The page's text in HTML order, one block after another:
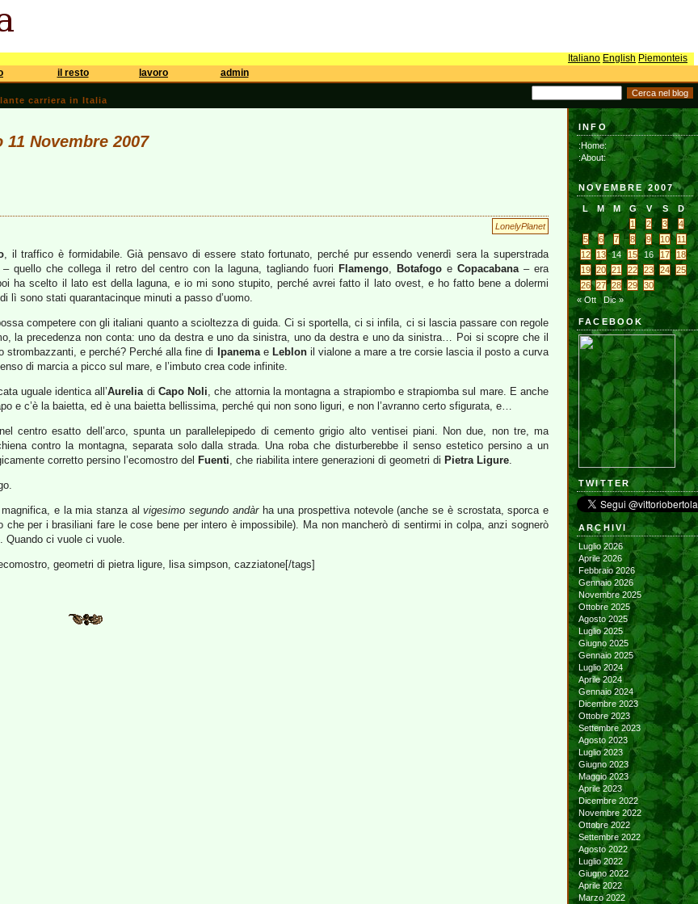
Italiano English Piemonteis
il resto lavoro admin
carriera in Italia
Novembre 2007
LonelyPlanet
, il traffico è formidabile. Già pensavo di essere stato fortunato, perché pur essendo venerdì sera la superstrada
– quello che collega il retro del centro con la laguna, tagliando fuori Flamengo, Botafogo eCopacabana– era
ha scelto il lato est della laguna, e io mi sono stupito, perché avrei fatto il lato ovest, e ho fatto bene a dolermi
lì sono stati quarantacinque minuti a passo d’uomo.
competere con gli italiani quanto a scioltezza di guida. Ci si sportella, ci si infila, ci si lascia passare con regole
la precedenza non conta: uno da destra e uno da sinistra, uno da destra e uno da sinistra… Poi si scopre che il
strombazzanti, e perché? Perché alla fine di
Ipanemae Leblonil vialone a mare a tre corsie lascia il posto a curva
di marcia a picco sul mare, e l’imbuto crea code infinite.
uguale identica all’Aureliadi Capo Noli, che attornia la montagna a strapiombo e strapiomba sul mare. E anche
e c’è la baietta, ed è una baietta bellissima, perché qui non sono liguri, e non l’avranno certo sfigurata, e…
centro esatto dell’arco, spunta un parallelepipedo di cemento grigio alto ventisei piani. Non due, non tre, ma
contro la montagna, separata solo dalla strada. Una roba che disturberebbe il senso estetico persino a un
corretto persino l’ecomostro del Fuenti, che riabilita intere generazioni di geometri di Pietra Ligure.
magnifica, e la mia stanza alvigesimo segundo andàrha una prospettiva notevole (anche se è scrostata, sporca e
che per i brasiliani fare le cose bene per intero è impossibile). Ma non mancherò di sentirmi in colpa, anzi sognerò
Quando ci vuole ci vuole.
geometri di pietra ligure, lisa simpson, cazziatone[/tags]
INFO
:Home:
:About:
NOVEMBRE 2007
L M M G V S
D
1
2 3
4
5
6 7 8 9 10
11
12
13 14 15 16 17
18
19
20 21 22 23 24
25
26
27 28 29
30
« Ott
Dic »
FACEBOOK
TWITTER
ARCHIVI
Luglio 2026
Aprile 2026
Febbraio 2026
Gennaio 2026
Novembre 2025
Ottobre 2025
Agosto 2025
Luglio 2025
Giugno 2025
Gennaio 2025
Luglio 2024
Aprile 2024
Gennaio 2024
Dicembre 2023
Ottobre 2023
Settembre 2023
Agosto 2023
Luglio 2023
Giugno 2023
Maggio 2023
Aprile 2023
Dicembre 2022
Novembre 2022
Ottobre 2022
Settembre 2022
Agosto 2022
Luglio 2022
Giugno 2022
Aprile 2022
Marzo 2022